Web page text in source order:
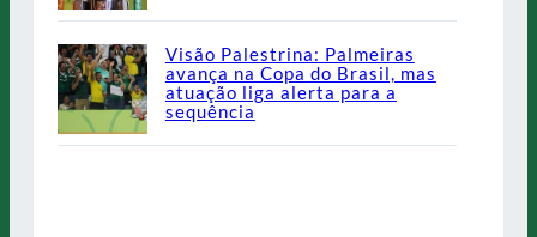
Visão Palestrina: Palmeiras
avança na Copa do Brasil, mas
atuação liga alerta para a
sequência